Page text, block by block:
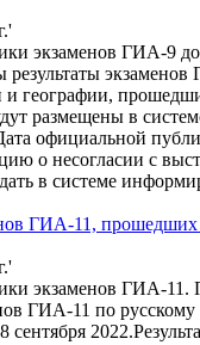
экзаменов ГИА-9
результаты
и географии,
размещены в
официальной
о несогласии с
в системе
ГИА-11, прошедших
экзаменов ГИА-11.
ГИА-11 по